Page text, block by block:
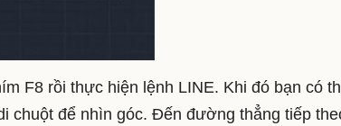
F8 rồi thực hiện lệnh LINE. Khi đó bạn có
chuột để nhìn góc. Đến đường thẳng tiếp